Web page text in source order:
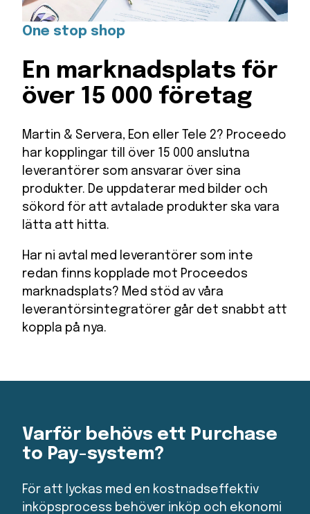
One stop shop
En marknadsplats för
över 15 000 företag
Martin & Servera, Eon eller Tele 2? Proceedo
har kopplingar till över 15 000 anslutna
leverantörer som ansvarar över sina
produkter. De uppdaterar med bilder och
sökord för att avtalade produkter ska vara
lätta att hitta.
Har ni avtal med leverantörer som inte
redan finns kopplade mot Proceedos
marknadsplats? Med stöd av våra
leverantörsintegratörer går det snabbt att
koppla på nya.
Varför behövs ett Purchase
to Pay-system?
För att lyckas med en kostnadseffektiv
inköpsprocess behöver inköp och ekonomi